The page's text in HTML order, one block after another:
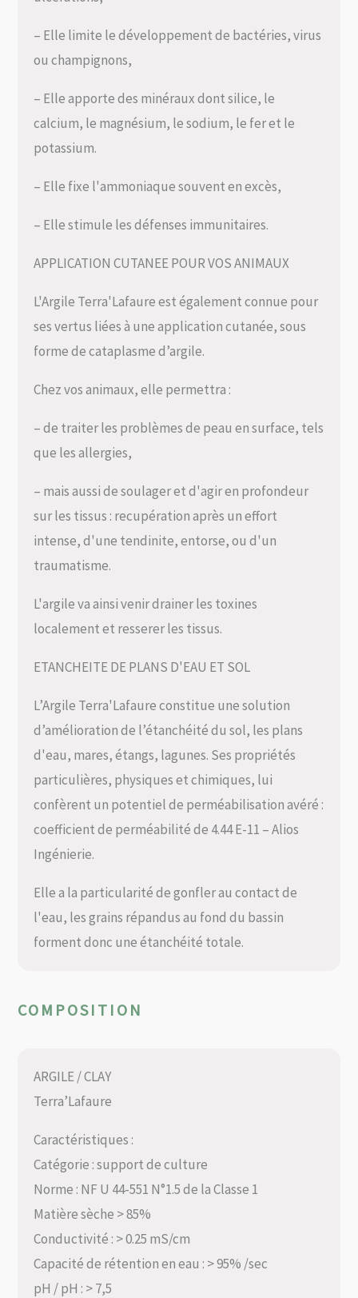
– Elle limite le développement de bactéries, virus
ou champignons,
– Elle apporte des minéraux dont silice, le
calcium, le magnésium, le sodium, le fer et le
potassium.
– Elle fixe l'ammoniaque souvent en excès,
– Elle stimule les défenses immunitaires.
APPLICATION CUTANEE POUR VOS ANIMAUX
L'Argile Terra'Lafaure est également connue pour
ses vertus liées à une application cutanée, sous
forme de cataplasme d’argile.
Chez vos animaux, elle permettra :
– de traiter les problèmes de peau en surface, tels
que les allergies,
– mais aussi de soulager et d'agir en profondeur
sur les tissus : recupération après un effort
intense, d'une tendinite, entorse, ou d'un
traumatisme.
L'argile va ainsi venir drainer les toxines
localement et resserer les tissus.
ETANCHEITE DE PLANS D'EAU ET SOL
L’Argile Terra'Lafaure constitue une solution
d’amélioration de l’étanchéité du sol, les plans
d'eau, mares, étangs, lagunes. Ses propriétés
particulières, physiques et chimiques, lui
confèrent un potentiel de perméabilisation avéré :
coefficient de perméabilité de 4.44 E-11 – Alios
Ingénierie.
Elle a la particularité de gonfler au contact de
l'eau, les grains répandus au fond du bassin
forment donc une étanchéité totale.
COMPOSITION
ARGILE / CLAY
Terra’Lafaure
Caractéristiques :
Catégorie : support de culture
Norme : NF U 44-551 N°1.5 de la Classe 1
Matière sèche > 85%
Conductivité : > 0.25 mS/cm
Capacité de rétention en eau : > 95% /sec
pH / pH : > 7,5